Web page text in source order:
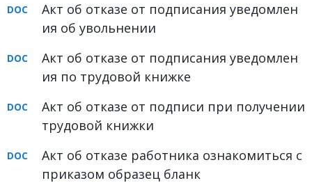
Акт об отказе от подписания уведомлен
ия об увольнении
Акт об отказе от подписания уведомлен
ия по трудовой книжке
Акт об отказе от подписи при получении
трудовой книжки
Акт об отказе работника ознакомиться с
приказом образец бланк